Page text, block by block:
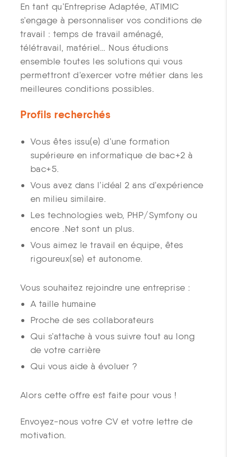
En tant qu’Entreprise Adaptée, ATIMIC
s’engage à personnaliser vos conditions de
travail : temps de travail aménagé,
télétravail, matériel… Nous étudions
ensemble toutes les solutions qui vous
permettront d’exercer votre métier dans les
meilleures conditions possibles.
Profils recherchés
Vous êtes issu(e) d’une formation
supérieure en informatique de bac+2 à
bac+5.
Vous avez dans l’idéal 2 ans d’expérience
en milieu similaire.
Les technologies web, PHP/Symfony ou
encore .Net sont un plus.
Vous aimez le travail en équipe, êtes
rigoureux(se) et autonome.
Vous souhaitez rejoindre une entreprise :
A taille humaine
Proche de ses collaborateurs
Qui s’attache à vous suivre tout au long
de votre carrière
Qui vous aide à évoluer ?
Alors cette offre est faite pour vous !
Envoyez-nous votre CV et votre lettre de
motivation.